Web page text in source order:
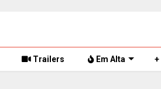
Trailers Em Alta +